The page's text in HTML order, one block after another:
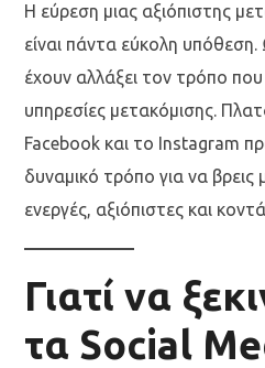
Η εύρεση μιας αξιόπιστης
είναι πάντα εύκολη
έχουν αλλάξει τον τρόπο
υπηρεσίες μετακόμισης.
Facebook και το Instagram
δυναμικό τρόπο για να βρεις
ενεργές, αξιόπιστες και
Γιατί να
τα Social